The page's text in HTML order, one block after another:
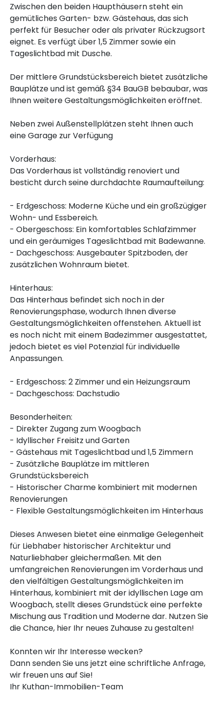
Zwischen den beiden Haupthäusern steht ein
gemütliches Garten- bzw. Gästehaus, das sich
perfekt für Besucher oder als privater Rückzugsort
eignet. Es verfügt über 1,5 Zimmer sowie ein
Tageslichtbad mit Dusche.
Der mittlere Grundstücksbereich bietet zusätzliche
Bauplätze und ist gemäß §34 BauGB bebaubar, was
Ihnen weitere Gestaltungsmöglichkeiten eröffnet.
Neben zwei Außenstellplätzen steht Ihnen auch
eine Garage zur Verfügung
Vorderhaus:
Das Vorderhaus ist vollständig renoviert und
besticht durch seine durchdachte Raumaufteilung:
- Erdgeschoss: Moderne Küche und ein großzügiger
Wohn- und Essbereich.
- Obergeschoss: Ein komfortables Schlafzimmer
und ein geräumiges Tageslichtbad mit Badewanne.
- Dachgeschoss: Ausgebauter Spitzboden, der
zusätzlichen Wohnraum bietet.
Hinterhaus:
Das Hinterhaus befindet sich noch in der
Renovierungsphase, wodurch Ihnen diverse
Gestaltungsmöglichkeiten offenstehen. Aktuell ist
es noch nicht mit einem Badezimmer ausgestattet,
jedoch bietet es viel Potenzial für individuelle
Anpassungen.
- Erdgeschoss: 2 Zimmer und ein Heizungsraum
- Dachgeschoss: Dachstudio
Besonderheiten:
- Direkter Zugang zum Woogbach
- Idyllischer Freisitz und Garten
- Gästehaus mit Tageslichtbad und 1,5 Zimmern
- Zusätzliche Bauplätze im mittleren
Grundstücksbereich
- Historischer Charme kombiniert mit modernen
Renovierungen
- Flexible Gestaltungsmöglichkeiten im Hinterhaus
Dieses Anwesen bietet eine einmalige Gelegenheit
für Liebhaber historischer Architektur und
Naturliebhaber gleichermaßen. Mit den
umfangreichen Renovierungen im Vorderhaus und
den vielfältigen Gestaltungsmöglichkeiten im
Hinterhaus, kombiniert mit der idyllischen Lage am
Woogbach, stellt dieses Grundstück eine perfekte
Mischung aus Tradition und Moderne dar. Nutzen Sie
die Chance, hier Ihr neues Zuhause zu gestalten!
Konnten wir Ihr Interesse wecken?
Dann senden Sie uns jetzt eine schriftliche Anfrage,
wir freuen uns auf Sie!
Ihr Kuthan-Immobilien-Team